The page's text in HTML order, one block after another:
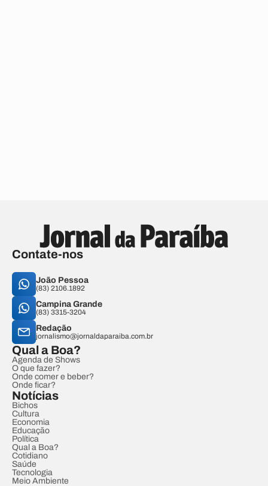
Contate-nos
João Pessoa
(83) 2106.1892
Campina Grande
(83) 3315-3204
Redação
jornalismo@jornaldaparaiba.com.br
Qual a Boa?
Agenda de Shows
O que fazer?
Onde comer e beber?
Onde ficar?
Notícias
Bichos
Cultura
Economia
Educação
Política
Qual a Boa?
Cotidiano
Saúde
Tecnologia
Meio Ambiente